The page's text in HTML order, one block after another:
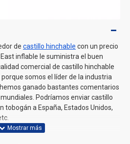
de castillo hinchable con un precio
inflable le suministra el buen
comercial de castillo hinchable
somos el líder de la industria
ganado bastantes comentarios
Podríamos enviar castillo
tobogán a España, Estados Unidos,